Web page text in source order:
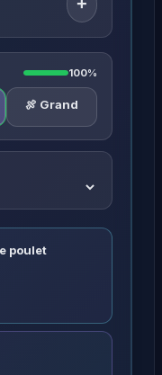
100%
🍖 Grand
poulet